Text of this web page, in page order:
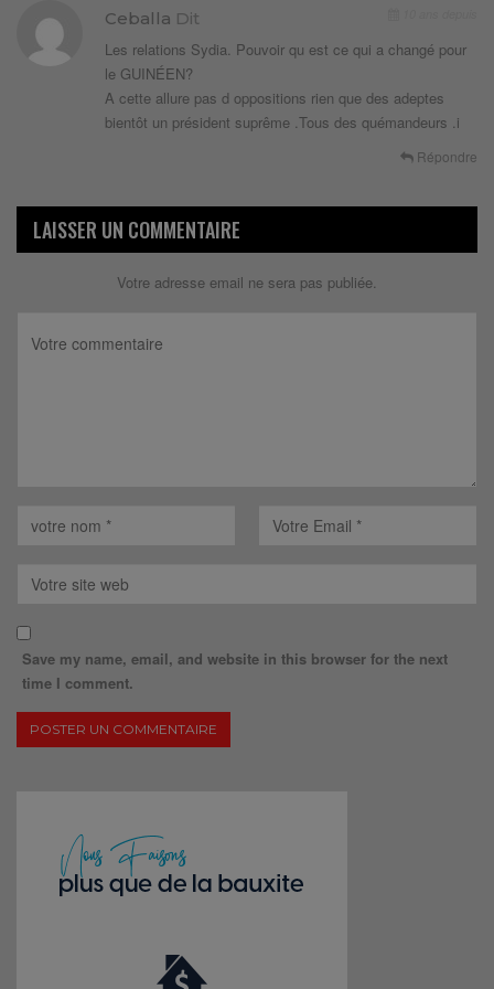
Ceballa Dit
Les relations Sydia. Pouvoir qu est ce qui a changé pour
le GUINÉEN?
A cette allure pas d oppositions rien que des adeptes
bientôt un président suprême .Tous des quémandeurs .i
Répondre
LAISSER UN COMMENTAIRE
Votre adresse email ne sera pas publiée.
Save my name, email, and website in this browser for the next
time I comment.